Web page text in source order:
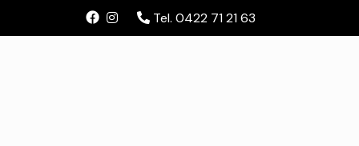
Tel. 0422 71 21 63